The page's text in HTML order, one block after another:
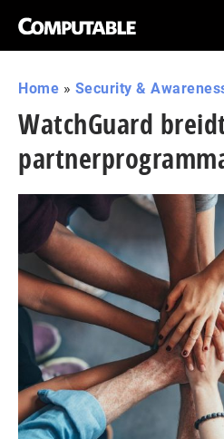
Home » Security &
WatchGuard